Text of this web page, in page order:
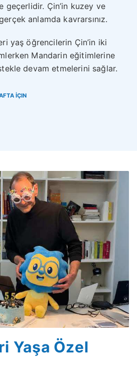
geçerlidir. Çin’in kuzey ve
anlamda kavrarsınız.
yaş öğrencilerin Çin’in iki
Mandarin eğitimlerine
devam etmelerini sağlar.
İÇIN
Yaşa Özel